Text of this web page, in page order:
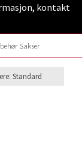
kontakt
Sakser